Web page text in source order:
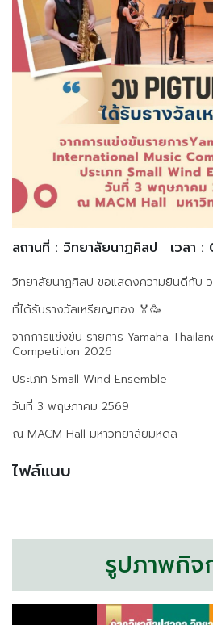
สถานที่ : วิทยาลัยนาฏศิลป เวลา
วิทยาลัยนาฏศิลป ขอแสดงความยินดีกับ
ที่ได้รับรางวัลเหรียญทอง 🏅🥳
จากการแข่งขัน รายการ Yamaha
Competition 2026
ประเภท Small Wind Ensemble
วันที่ 3 พฤษภาคม 2569
ณ MACM Hall มหาวิทยาลัยมหิดล
ไฟล์แนบ
รูปภาพกิจ